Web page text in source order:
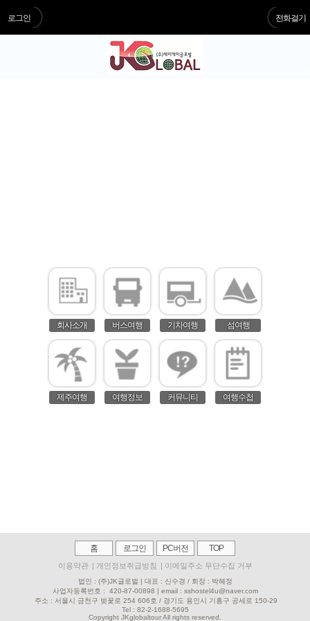
로그인 전화걸기
회사소개 버스여행 기차여행 섬여행
제주여행 여행정보 커뮤니티 여행수첩
홈 로그인 PC버전 TOP
이용약관 | 개인정보취급방침 | 이메일주소 무단수집 거부
법인 : (주)JK글로벌 | 대표 : 신수경 / 회장 : 박혜정
사업자등록번호 : 420-87-00898 | email : sshostel4u@naver.com
주소 : 서울시 금천구 벚꽃로 254 606호 / 경기도 용인시 기흥구 공세로 150-29
Tel : 82-2-1688-5695
Copyright JKglobaltour All rights reserved.